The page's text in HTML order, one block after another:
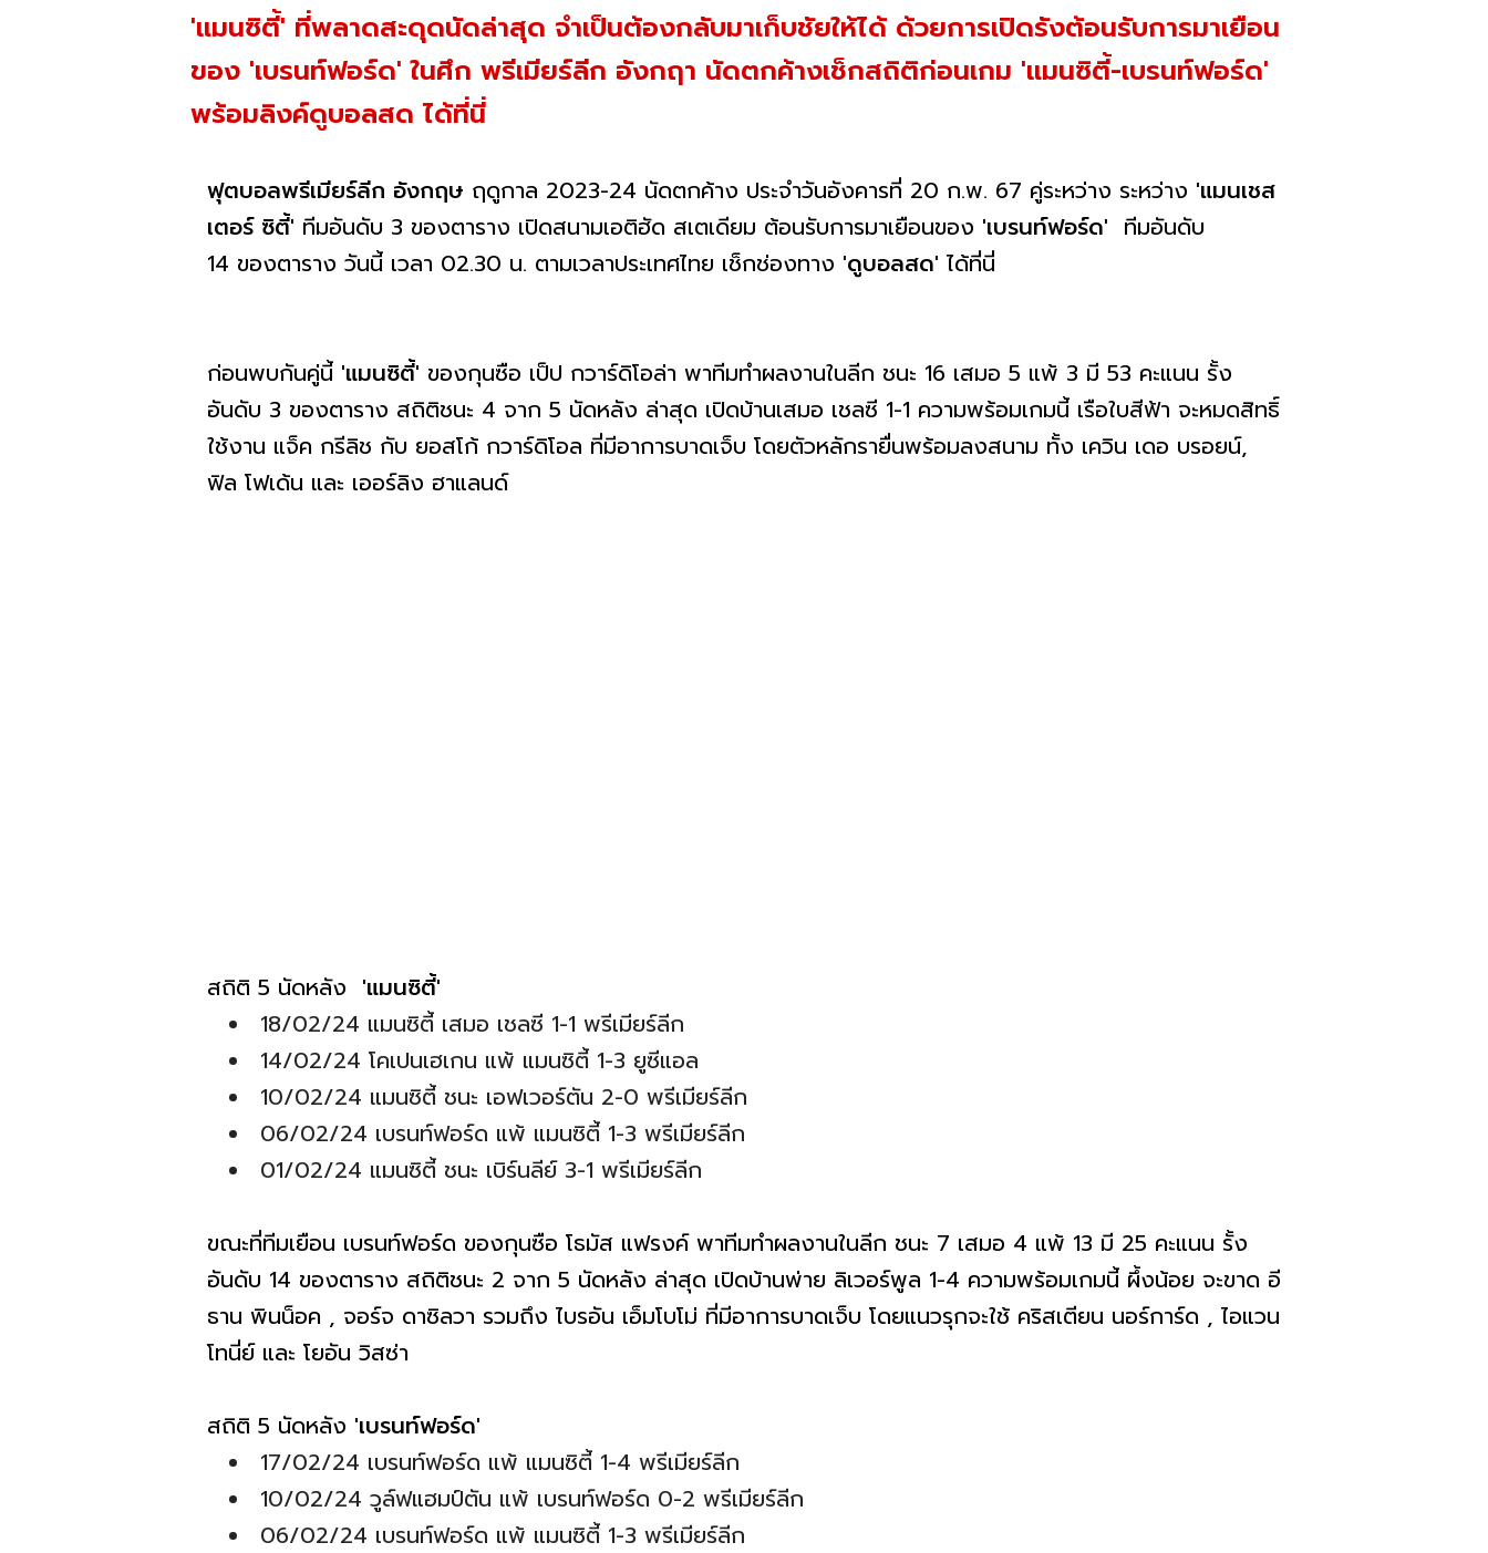
'แมนซิตี้' ที่พลาดสะดุดนัดล่าสุด จำเป็นต้องกลับมาเก็บชัยให้ได้ ด้วยการเปิดรังต้อนรับการมาเยือน
ของ 'เบรนท์ฟอร์ด' ในศึก พรีเมียร์ลีก อังกฤา นัดตกค้างเช็กสถิติก่อนเกม 'แมนซิตี้-เบรนท์ฟอร์ด'
พร้อมลิงค์ดูบอลสด ได้ที่นี่
ฟุตบอลพรีเมียร์ลีก อังกฤษ ฤดูกาล 2023-24 นัดตกค้าง ประจำวันอังคารที่ 20 ก.พ. 67 คู่ระหว่าง ระหว่าง 'แมนเชส
เตอร์ ซิตี้' ทีมอันดับ 3 ของตาราง เปิดสนามเอติฮัด สเตเดียม ต้อนรับการมาเยือนของ 'เบรนท์ฟอร์ด' ทีมอันดับ
14 ของตาราง วันนี้ เวลา 02.30 น. ตามเวลาประเทศไทย เช็กช่องทาง 'ดูบอลสด' ได้ที่นี่
ก่อนพบกันคู่นี้ 'แมนซิตี้' ของกุนซือ เป็ป กวาร์ดิโอล่า พาทีมทำผลงานในลีก ชนะ 16 เสมอ 5 แพ้ 3 มี 53 คะแนน รั้ง
อันดับ 3 ของตาราง สถิติชนะ 4 จาก 5 นัดหลัง ล่าสุด เปิดบ้านเสมอ เชลซี 1-1 ความพร้อมเกมนี้ เรือใบสีฟ้า จะหมดสิทธิ์
ใช้งาน แจ็ค กรีลิช กับ ยอสโก้ กวาร์ดิโอล ที่มีอาการบาดเจ็บ โดยตัวหลักรายื่นพร้อมลงสนาม ทั้ง เควิน เดอ บรอยน์,
ฟิล โฟเด้น และ เออร์ลิง ฮาแลนด์
สถิติ 5 นัดหลัง 'แมนซิตี้'
18/02/24 แมนซิตี้ เสมอ เชลซี 1-1 พรีเมียร์ลีก
14/02/24 โคเปนเฮเกน แพ้ แมนซิตี้ 1-3 ยูซีแอล
10/02/24 แมนซิตี้ ชนะ เอฟเวอร์ตัน 2-0 พรีเมียร์ลีก
06/02/24 เบรนท์ฟอร์ด แพ้ แมนซิตี้ 1-3 พรีเมียร์ลีก
01/02/24 แมนซิตี้ ชนะ เบิร์นลีย์ 3-1 พรีเมียร์ลีก
ขณะที่ทีมเยือน เบรนท์ฟอร์ด ของกุนซือ โธมัส แฟรงค์ พาทีมทำผลงานในลีก ชนะ 7 เสมอ 4 แพ้ 13 มี 25 คะแนน รั้ง
อันดับ 14 ของตาราง สถิติชนะ 2 จาก 5 นัดหลัง ล่าสุด เปิดบ้านพ่าย ลิเวอร์พูล 1-4 ความพร้อมเกมนี้ ผึ้งน้อย จะขาด อี
ธาน พินน็อค , จอร์จ ดาซิลวา รวมถึง ไบรอัน เอ็มโบโม่ ที่มีอาการบาดเจ็บ โดยแนวรุกจะใช้ คริสเตียน นอร์การ์ด , ไอแวน
โทนี่ย์ และ โยอัน วิสซ่า
สถิติ 5 นัดหลัง 'เบรนท์ฟอร์ด'
17/02/24 เบรนท์ฟอร์ด แพ้ แมนซิตี้ 1-4 พรีเมียร์ลีก
10/02/24 วูล์ฟแฮมป์ตัน แพ้ เบรนท์ฟอร์ด 0-2 พรีเมียร์ลีก
06/02/24 เบรนท์ฟอร์ด แพ้ แมนซิตี้ 1-3 พรีเมียร์ลีก